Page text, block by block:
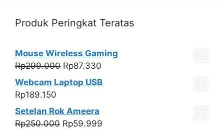
Produk Peringkat Teratas
Mouse Wireless Gaming
Rp299.000 Harga
aslinya
adalah:
Rp87.330
saat
Webcam Laptop USB
Rp189.150
Setelan Rok Ameera
Rp250.000 Harga
Rp59.999